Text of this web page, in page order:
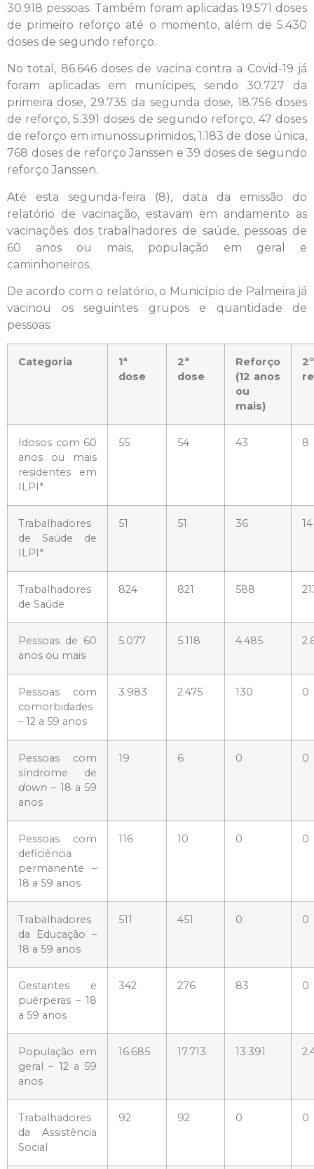
30.918 pessoas. Também foram aplicadas 19.571 doses
de primeiro reforço até o momento, além de 5.430
doses de segundo reforço.
No total, 86.646 doses de vacina contra a Covid-19 já
foram aplicadas em munícipes, sendo 30.727 da
primeira dose, 29.735 da segunda dose, 18.756 doses
de reforço, 5.391 doses de segundo reforço, 47 doses
de reforço em imunossuprimidos, 1.183 de dose única,
768 doses de reforço Janssen e 39 doses de segundo
reforço Janssen.
Até esta segunda-feira (8), data da emissão do
relatório de vacinação, estavam em andamento as
vacinações dos trabalhadores de saúde, pessoas de
60 anos ou mais, população em geral e
caminhoneiros.
De acordo com o relatório, o Município de Palmeira já
vacinou os seguintes grupos e quantidade de
pessoas:
Categoria
1ª
dose
2ª
dose
Reforço
(12 anos
ou
mais)
2º
Idosos com 60
anos ou mais
residentes em
ILPI*
55 54 43 8
Trabalhadores
de Saúde de
ILPI*
51 51 36 14
Trabalhadores
de Saúde
824 821 588
Pessoas de 60
anos ou mais
5.077 5.118 4.485
Pessoas com
comorbidades
– 12 a 59 anos
3.983 2.475 130 0
Pessoas com
síndrome de
down – 18 a 59
anos
19 6 0 0
Pessoas com
deficiência
permanente –
18 a 59 anos
116 10 0 0
Trabalhadores
da Educação –
18 a 59 anos
511 451 0 0
Gestantes e
puérperas – 18
a 59 anos
342 276 83 0
População em
geral – 12 a 59
anos
16.685 17.713 13.391
Trabalhadores
da Assistência
Social
92 92 0 0